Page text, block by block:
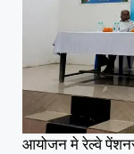
आयोजन मे रेल्वे